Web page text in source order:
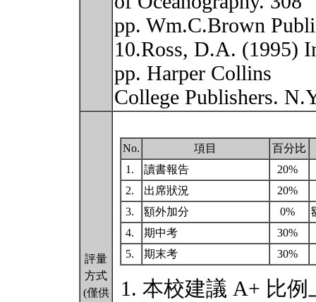
pp. Wm.C.Brown
10.Ross, D.A. (1995)
pp. Harper Collins
College Publishers.
評量
方式
(僅供
No. 項目
百分比
1.
讀書報告
20%
2.
出席狀況
20%
3.
額外加分 0%
4.
期中考
30%
5.
期末考 30%
本校建議 A+ 比例